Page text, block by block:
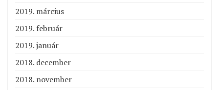
2019. március
2019. február
2019. január
2018. december
2018. november